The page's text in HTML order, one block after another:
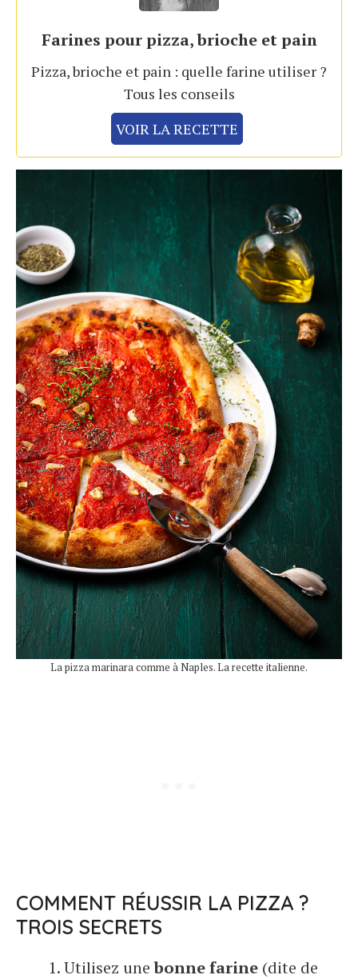
Farines pour pizza, brioche et pain
Pizza, brioche et pain : quelle farine utiliser ?
Tous les conseils
VOIR LA RECETTE
La pizza marinara comme à Naples. La recette italienne.
COMMENT RÉUSSIR LA PIZZA ?
TROIS SECRETS
Utilisez unebonne farine (dite de